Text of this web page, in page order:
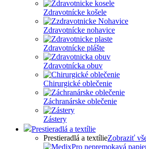
Zdravotnícke košele
Zdravotnícke nohavice
Zdravotnícke plášte
Zdravotnícka obuv
Chirurgické oblečenie
Záchranárske oblečenie
Zástery
Prestieradlá a textílie
Prestieradlá a textílieZobraziť